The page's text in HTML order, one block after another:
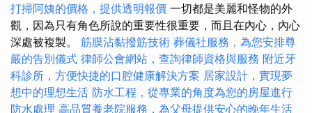
打掃阿姨的價格，提供透明報價 一切都是美麗和怪物的外
觀，因為只有角色所說的重要性很重要，而且在內心，內心
深處被複製。 筋膜沾黏撥筋技術 葬儀社服務，為您安排尊
嚴的告別儀式 律師公會網站，查詢律師資格與服務 附近牙
科診所，方便快捷的口腔健康解決方案 居家設計，實現夢
想中的理想生活 防水工程，從專業的角度為您的房屋進行
防水處理 高品質養老院服務，為父母提供安心的晚年生活